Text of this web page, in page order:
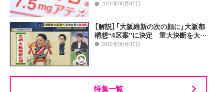
2026年08月07日
【解説】「大阪維新の次の顔に」大阪都
構想“4区案”に決定 重大決断を大…
2026年08月07日
特集一覧